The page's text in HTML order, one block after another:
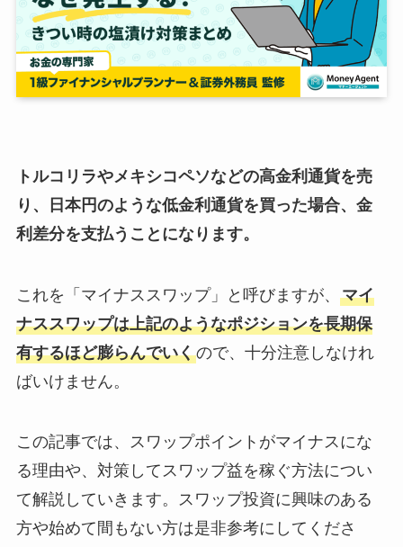
トルコリラやメキシコペソなどの高金利通貨を売
り、日本円のような低金利通貨を買った場合、金
利差分を支払うことになります。
これを「マイナススワップ」と呼びますが、 マイ
ナススワップは上記のようなポジションを長期保
有するほど膨らんでいくので、十分注意しなけれ
ばいけません。
この記事では、スワップポイントがマイナスにな
る理由や、対策してスワップ益を稼ぐ方法につい
て解説していきます。スワップ投資に興味のある
方や始めて間もない方は是非参考にしてくださ